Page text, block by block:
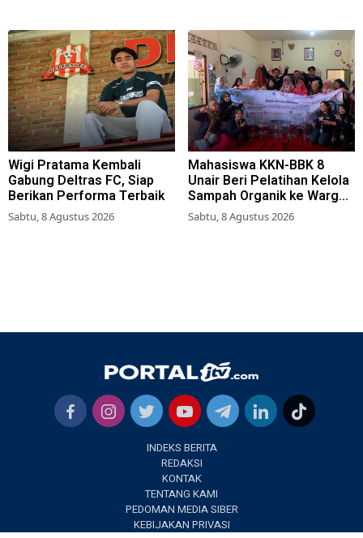
Wigi Pratama Kembali
Gabung Deltras FC, Siap
Berikan Performa Terbaik
Sabtu, 8 Agustus 2026
Mahasiswa KKN-BBK 8
Unair Beri Pelatihan Kelola
Sampah Organik ke Warga
Simokerto Surabaya
Sabtu, 8 Agustus 2026
INDEKS BERITA
REDAKSI
KONTAK
TENTANG KAMI
PEDOMAN MEDIA SIBER
KEBIJAKAN PRIVASI